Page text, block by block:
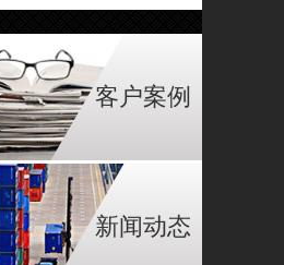
客户案例
新闻动态